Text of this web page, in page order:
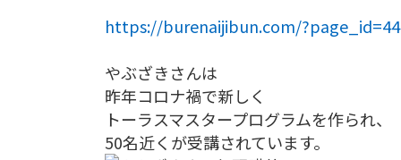
https://burenaijibun.com/
やぶざきさんは
昨年コロナ禍で新しく
トーラスマスタープログラムを作られ、
50名近くが受講されています。